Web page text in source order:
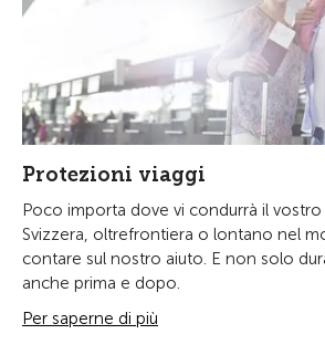
Protezioni viaggi
Poco importa dove vi condurrà il
Svizzera, oltrefrontiera o lontano nel
contare sul nostro aiuto. E non solo
anche prima e dopo.
Per saperne di più